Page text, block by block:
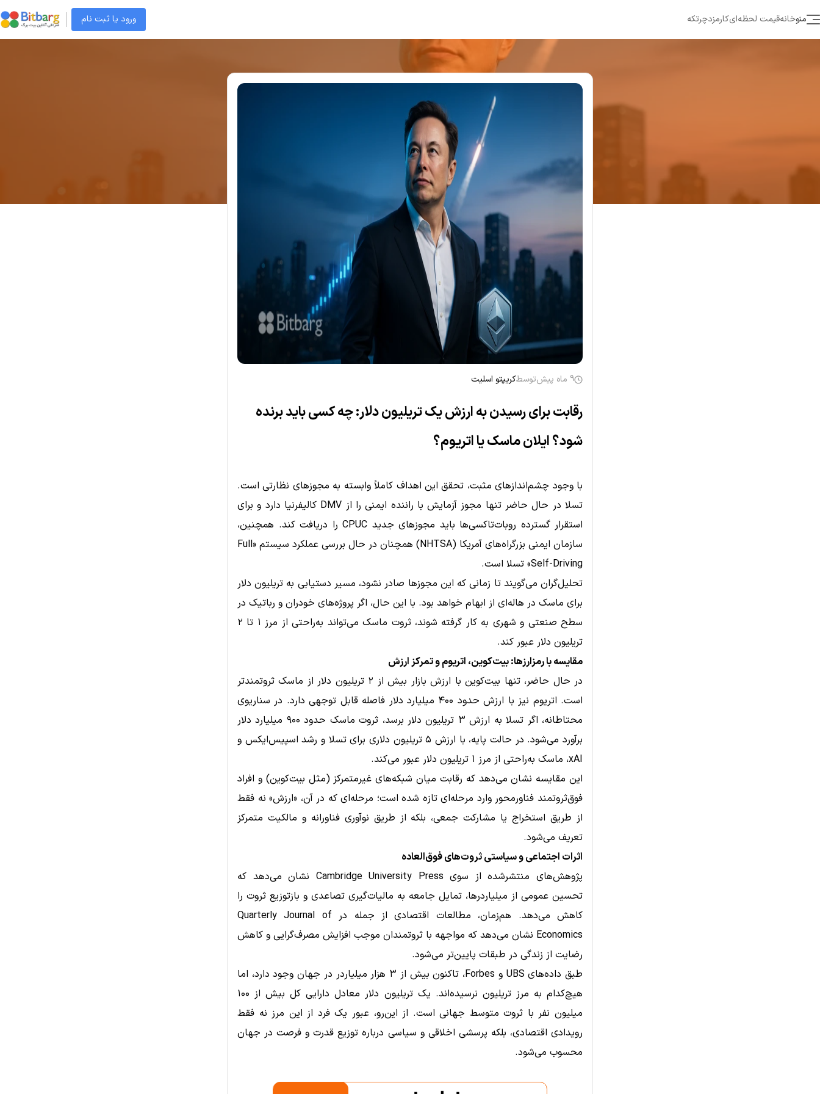
ورود یا ثبت نام چرتکهکارمزدقیمت لحظه‌ایخانهمنو
9 ماه پیش توسطکریپتو اسلیت
رقابت برای رسیدن به ارزش یک تریلیون دلار: چه کسی باید برنده
شود؟ ایلان ماسک یا اتریوم؟
با وجود چشم‌اندازهای مثبت، تحقق این اهداف کاملاً وابسته به مجوزهای نظارتی است.
تسلا در حال حاضر تنها مجوز آزمایش با راننده ایمنی را از DMV کالیفرنیا دارد و برای
استقرار گسترده روبات‌تاکسی‌ها باید مجوزهای جدید CPUC را دریافت کند. همچنین،
سازمان ایمنی بزرگراه‌های آمریکا (NHTSA) همچنان در حال بررسی عملکرد سیستم «Full
Self-Driving» تسلا است.
تحلیل‌گران می‌گویند تا زمانی که این مجوزها صادر نشود، مسیر دستیابی به تریلیون دلار
برای ماسک در هاله‌ای از ابهام خواهد بود. با این حال، اگر پروژه‌های خودران و رباتیک در
سطح صنعتی و شهری به کار گرفته شوند، ثروت ماسک می‌تواند به‌راحتی از مرز ۱ تا ۲
تریلیون دلار عبور کند.
مقایسه با رمزارزها: بیت‌کوین، اتریوم و تمرکز ارزش
در حال حاضر، تنها بیت‌کوین با ارزش بازار بیش از ۲ تریلیون دلار از ماسک ثروتمندتر
است. اتریوم نیز با ارزش حدود ۴۰۰ میلیارد دلار فاصله قابل توجهی دارد. در سناریوی
محتاطانه، اگر تسلا به ارزش ۳ تریلیون دلار برسد، ثروت ماسک حدود ۹۰۰ میلیارد دلار
برآورد می‌شود. در حالت پایه، با ارزش ۵ تریلیون دلاری برای تسلا و رشد اسپیس‌ایکس و
xAI، ماسک به‌راحتی از مرز ۱ تریلیون دلار عبور می‌کند.
این مقایسه نشان می‌دهد که رقابت میان شبکه‌های غیرمتمرکز (مثل بیت‌کوین) و افراد
فوق‌ثروتمند فناورمحور وارد مرحله‌ای تازه شده است؛ مرحله‌ای که در آن، «ارزش» نه فقط
از طریق استخراج یا مشارکت جمعی، بلکه از طریق نوآوری فناورانه و مالکیت متمرکز
تعریف می‌شود.
اثرات اجتماعی و سیاستی ثروت‌های فوق‌العاده
پژوهش‌های منتشرشده از سوی Cambridge University Press نشان می‌دهد که
تحسین عمومی از میلیاردرها، تمایل جامعه به مالیات‌گیری تصاعدی و بازتوزیع ثروت را
کاهش می‌دهد. هم‌زمان، مطالعات اقتصادی از جمله در Quarterly Journal of
Economics نشان می‌دهد که مواجهه با ثروتمندان موجب افزایش مصرف‌گرایی و کاهش
رضایت از زندگی در طبقات پایین‌تر می‌شود.
طبق داده‌های UBS و Forbes، تاکنون بیش از ۳ هزار میلیاردر در جهان وجود دارد، اما
هیچ‌کدام به مرز تریلیون نرسیده‌اند. یک تریلیون دلار معادل دارایی کل بیش از ۱۰۰
میلیون نفر با ثروت متوسط جهانی است. از این‌رو، عبور یک فرد از این مرز نه فقط
رویدادی اقتصادی، بلکه پرسشی اخلاقی و سیاسی درباره توزیع قدرت و فرصت در جهان
محسوب می‌شود.